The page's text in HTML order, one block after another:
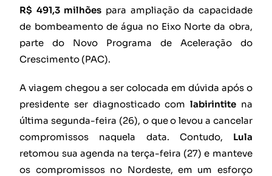
R$ 491,3 milhões para ampliação da capacidade
de bombeamento de água no Eixo Norte da obra,
parte do Novo Programa de Aceleração do
Crescimento (PAC).
A viagem chegou a ser colocada em dúvida após o
presidente ser diagnosticado com labirintitena
última segunda-feira (26), o que o levou a cancelar
compromissos naquela data. Contudo, Lula
retomou sua agenda na terça-feira (27) e manteve
os compromissos no Nordeste, em um esforço